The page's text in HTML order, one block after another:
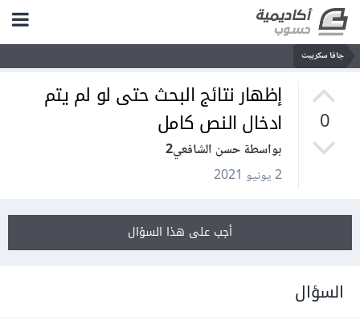
جافا سكريبت
0
إظهار نتائج البحث حتى لو لم يتم
ادخال النص كامل
بواسطة حسن الشافعي2
2 يونيو 2021
أجب على هذا السؤال
السؤال